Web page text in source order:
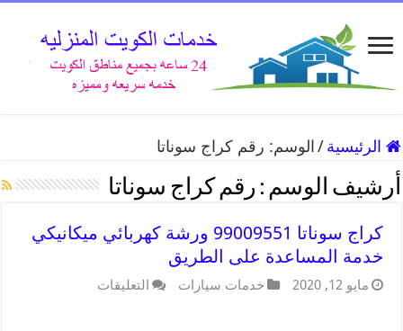
الرئيسية / الوسم: رقم كراج سوناتا
أرشيف الوسم : رقم كراج سوناتا
كراج سوناتا 99009551 ورشة كهربائي ميكانيكي
خدمة المساعدة على الطريق
مايو 12, 2020 خدمات سيارات التعليقات